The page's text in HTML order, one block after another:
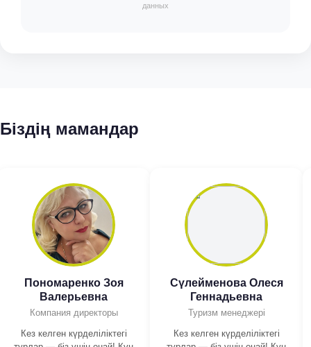
данных
Біздің мамандар
Пономаренко Зоя
Валерьевна
Компания директоры
Кез келген күрделіліктегі
Сүлейменова Олеся
Геннадьевна
Туризм менеджері
Кез келген күрделіліктегі